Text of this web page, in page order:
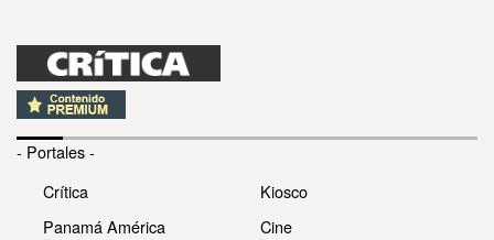
- Portales -
Crítica
Panamá América
Kiosco
Cine